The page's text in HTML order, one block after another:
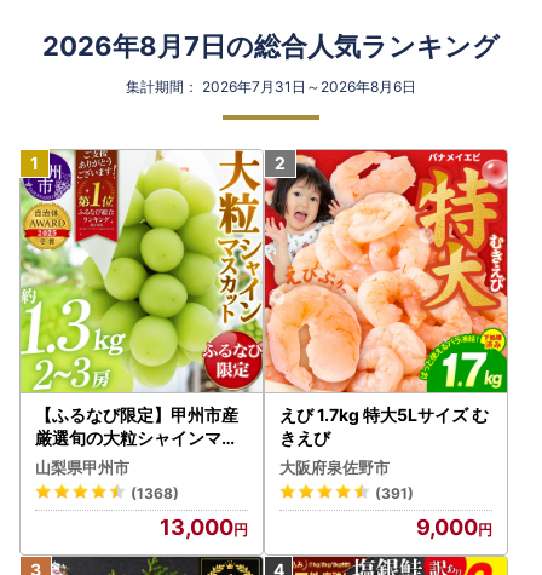
2026年8月7日の総合人気ランキング
集計期間： 2026年7月31日～2026年8月6日
【ふるなび限定】甲州市産
厳選旬の大粒シャインマス
カット 約1.3kg 2～3房【2
026年発送】（MG）B12-
472 FN-Limited-VO シャ
インマスカット フルーツ
山梨県甲州市
(1368)
13,000
えび 1.7kg 特大5Lサイズ む
きえび
大阪府泉佐野市
(391)
9,000